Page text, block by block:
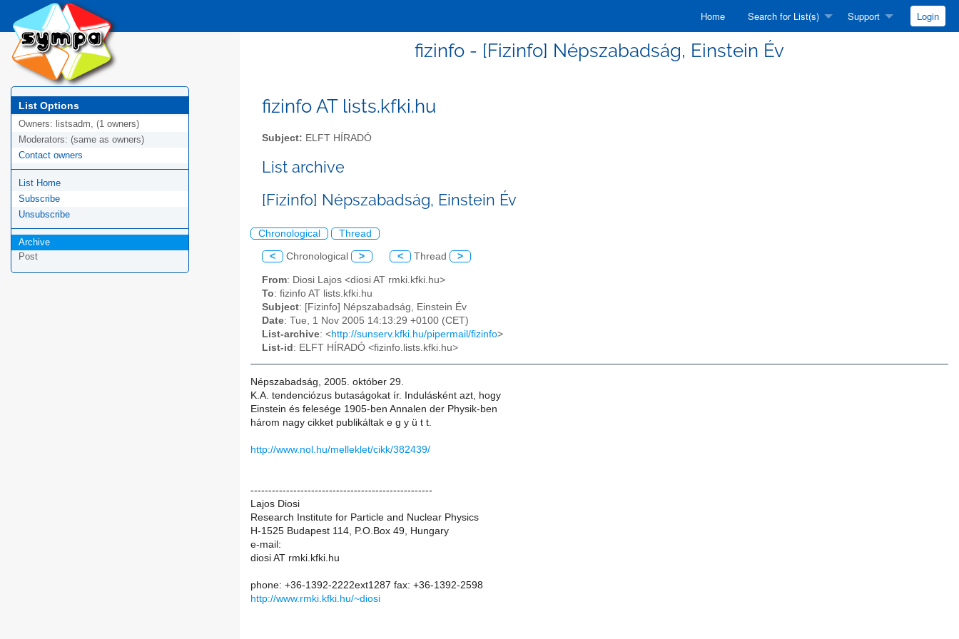
Home Search for List(s) Support Login
fizinfo - [Fizinfo] Népszabadság, Einstein Év
List Options
Owners: listsadm, (1 owners)
Moderators: (same as owners)
Contact owners
List Home
Subscribe
Unsubscribe
Archive
Post
fizinfo AT lists.kfki.hu
Subject: ELFT HÍRADÓ
List archive
[Fizinfo] Népszabadság, Einstein Év
Chronological Thread
< Chronological > < Thread >
From: Diosi Lajos <diosi AT rmki.kfki.hu>
To: fizinfo AT lists.kfki.hu
Subject: [Fizinfo] Népszabadság, Einstein Év
Date: Tue, 1 Nov 2005 14:13:29 +0100 (CET)
List-archive: <http://sunserv.kfki.hu/pipermail/fizinfo>
List-id : ELFT HÍRADÓ <fizinfo.lists.kfki.hu>
Népszabadság, 2005. október 29.
K.A. tendenciózus butaságokat ír. Indulásként azt, hogy
Einstein és felesége 1905-ben Annalen der Physik-ben
három nagy cikket publikáltak e g y ü t t.
http://www.nol.hu/melleklet/cikk/382439/
---------------------------------------------------
Lajos Diosi
Research Institute for Particle and Nuclear Physics
H-1525 Budapest 114, P.O.Box 49, Hungary
e-mail:
diosi AT rmki.kfki.hu
phone: +36-1392-2222ext1287 fax: +36-1392-2598
http://www.rmki.kfki.hu/~diosi